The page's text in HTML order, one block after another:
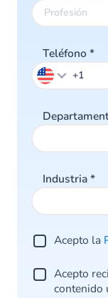
Teléfono *
Industria*
Acepto la
Acepto
contenido